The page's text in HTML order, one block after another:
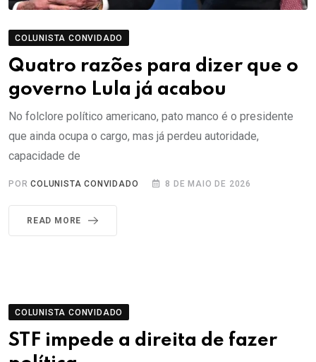
COLUNISTA CONVIDADO
Quatro razões para dizer que o
governo Lula já acabou
No folclore político americano, pato manco é o presidente
que ainda ocupa o cargo, mas já perdeu autoridade,
capacidade de
PORCOLUNISTA CONVIDADO 8 DE MAIO DE 2026
READ MORE
COLUNISTA CONVIDADO
STF impede a direita de fazer